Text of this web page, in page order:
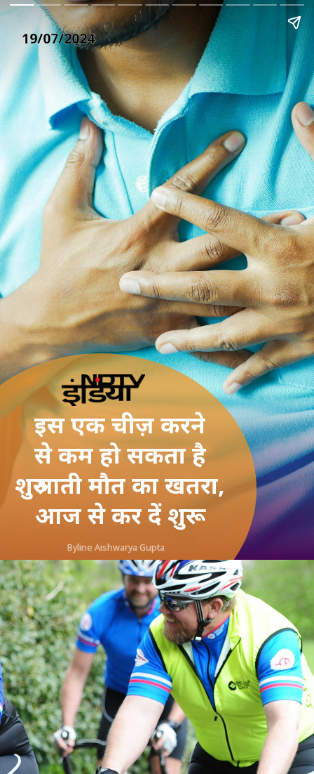
@Instagram/saanandverma
19/07/2024
Byline Aishwarya Gupta
इस एक चीज़ करने
से कम हो सकता है
शुरुआती मौत का खतरा,
आज से कर दें शुरू